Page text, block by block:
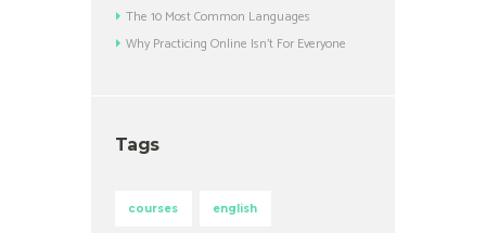
The 10 Most Common Languages
Why Practicing Online Isn’t For Everyone
Tags
courses english